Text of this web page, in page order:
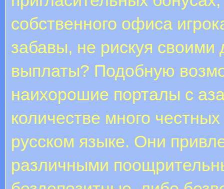
собственного офиса
забавы, не рискуя своими
выплаты? Подобную
наихорошие порталы с
количестве много
русском языке. Они
различными